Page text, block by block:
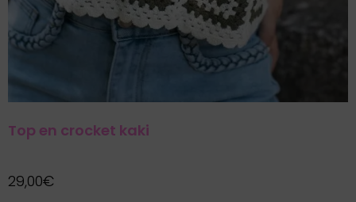
Top en crocket kaki
29,00€